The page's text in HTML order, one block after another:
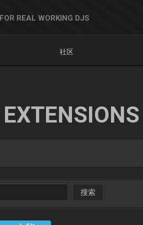
FOR REAL WORKING DJS
社区
搜索